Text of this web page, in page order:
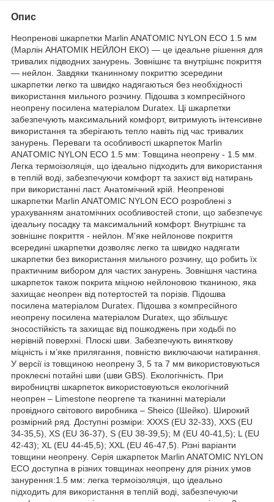
Опис
Неопренові шкарпетки Marlin ANATOMIC NYLON ECO 1.5 мм
(Марлін АНАТОМІК НЕЙЛОН ЕКО) — це ідеальне рішення для
тривалих підводних занурень. Зовнішнє та внутрішнє покриття
— нейлон. Завдяки тканинному покриттю зсередини
шкарпетки легко та швидко надягаються без необхідності
використання мильного розчину. Підошва з компресійного
неопрену посилена матеріалом Duratex. Ці шкарпетки
забезпечують максимальний комфорт, витримують інтенсивне
використання та зберігають тепло навіть під час тривалих
занурень. Переваги та особливості шкарпеток Marlin
ANATOMIC NYLON ECO 1.5 мм: Товщина неопрену - 1.5 мм.
Легка термоізоляція, що ідеально підходить для використання
в теплій воді, забезпечуючи комфорт та захист від натирань
при використанні ласт. Анатомічний крій. Неопренові
шкарпетки Marlin ANATOMIC NYLON ECO розроблені з
урахуванням анатомічних особливостей стопи, що забезпечує
ідеальну посадку та максимальний комфорт. Внутрішнє та
зовнішнє покриття - нейлон. М'яке нейлонове покриття
всередині шкарпетки дозволяє легко та швидко надягати
шкарпетки без використання мильного розчину, що робить їх
практичним вибором для частих занурень. Зовнішня частина
шкарпеток також покрита міцною нейлоновою тканиною, яка
захищає неопрен від потертостей та порізів. Підошва
посилена матеріалом Duratex. Підошва з компресійного
неопрену посилена матеріалом Duratex, що збільшує
зносостійкість та захищає від пошкоджень при ходьбі по
нерівній поверхні. Плоскі шви. Забезпечують виняткову
міцність і м’яке прилягання, повністю виключаючи натирання.
У версії із товщиною неопрену 3, 5 та 7 мм використовуються
проклеєні потайні шви (шви GBS). Екологічність. При
виробництві шкарпеток використовуються екологічний
неопрен – Limestone neoprene та тканинні матеріали
провідного світового виробника – Sheico (Шейко). Широкий
розмірний ряд. Доступні розміри: XXXS (EU 32-33), XXS (EU
34-35,5), XS (EU 36-37), S (EU 38-39,5); M (EU 40-41,5); L (EU
42-43); XL (EU 44-45,5); XXL (EU 46-47,5). Різні варіанти
товщини неопрену. Серія шкарпеток Marlin ANATOMIC NYLON
ECO доступна в різних товщинах неопрену для різних умов
занурення:1.5 мм: легка термоізоляція, що ідеально
підходить для використання в теплій воді, забезпечуючи